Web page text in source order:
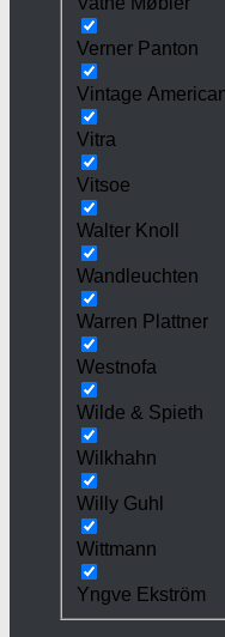
Verner Panton
Vintage
Vitra
Vitsoe
Walter Knoll
Wandleuchten
Warren Plattner
Westnofa
Wilde & Spieth
Wilkhahn
Willy Guhl
Wittmann
Yngve Ekström